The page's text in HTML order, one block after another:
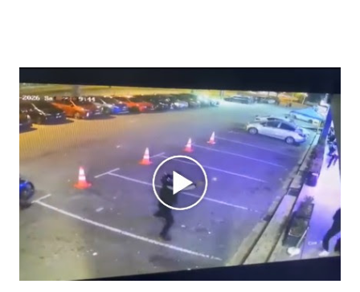
Grab bertindak mempertahankan wanita terbabit sebelum
berlaku pertikaman lidah antara kedua-dua pihak. Video
berkenaan kini tular di media sosial dan mendapat pelbagai
reaksi orang ramai. Antara komen orang awam yang tular di
media sosial mengenai insiden tersebut ialah ramai yang
meluahkan rasa marah terhadap tindakan lelaki berkenaan
serta memuji pemandu Grab kerana campur tangan.
Sebahagian netizen turut meminta pihak berkuasa
mengambil tindakan tegas, manakala ada yang bersimpati
terhadap wanita dipercayai menjadi mangs...